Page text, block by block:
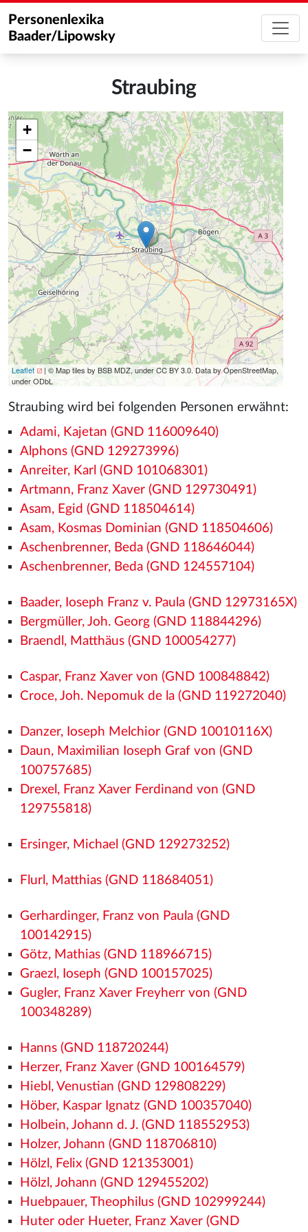
Personenlexika
Baader/Lipowsky
Straubing
+
−
Leaflet
| © Map tiles by BSB MDZ, under CC BY 3.0. Data by OpenStreetMap,
under ODbL
Straubing wird bei folgenden Personen erwähnt:
Adami, Kajetan (GND 116009640)
Alphons (GND 129273996)
Anreiter, Karl (GND 101068301)
Artmann, Franz Xaver (GND 129730491)
Asam, Egid (GND 118504614)
Asam, Kosmas Dominian (GND 118504606)
Aschenbrenner, Beda (GND 118646044)
Aschenbrenner, Beda (GND 124557104)
Baader, Ioseph Franz v. Paula (GND 12973165X)
Bergmüller, Joh. Georg (GND 118844296)
Braendl, Matthäus (GND 100054277)
Caspar, Franz Xaver von (GND 100848842)
Croce, Joh. Nepomuk de la (GND 119272040)
Danzer, Ioseph Melchior (GND 10010116X)
Daun, Maximilian Ioseph Graf von (GND
100757685)
Drexel, Franz Xaver Ferdinand von (GND
129755818)
Ersinger, Michael (GND 129273252)
Flurl, Matthias (GND 118684051)
Gerhardinger, Franz von Paula (GND
100142915)
Götz, Mathias (GND 118966715)
Graezl, Ioseph (GND 100157025)
Gugler, Franz Xaver Freyherr von (GND
100348289)
Hanns (GND 118720244)
Herzer, Franz Xaver (GND 100164579)
Hiebl, Venustian (GND 129808229)
Höber, Kaspar Ignatz (GND 100357040)
Holbein, Johann d. J. (GND 118552953)
Holzer, Johann (GND 118706810)
Hölzl, Felix (GND 121353001)
Hölzl, Johann (GND 129455202)
Huebpauer, Theophilus (GND 102999244)
Huter oder Hueter, Franz Xaver (GND